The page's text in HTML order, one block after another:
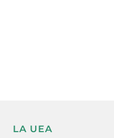
LA UEA